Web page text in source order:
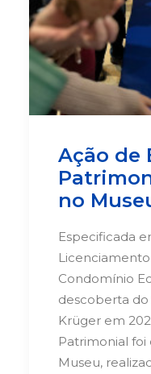
Ação de
no
Especificada
Condomínio
descoberta
Krüger em
Patrimonial
Museu,